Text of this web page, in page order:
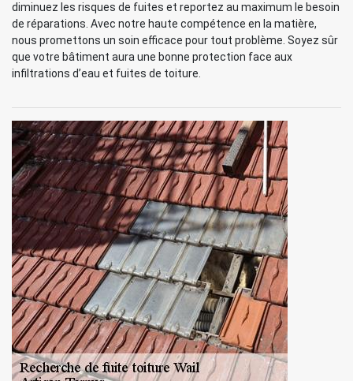
diminuez les risques de fuites et reportez au maximum le besoin
de réparations. Avec notre haute compétence en la matière,
nous promettons un soin efficace pour tout problème. Soyez sûr
que votre bâtiment aura une bonne protection face aux
infiltrations d’eau et fuites de toiture.